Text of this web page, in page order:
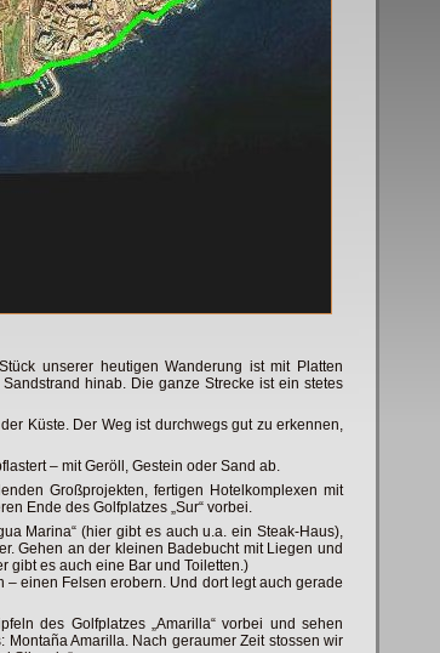
unserer heutigen Wanderung ist mit Platten
hinab. Die ganze Strecke ist ein stetes
Küste. Der Weg ist durchwegs gut zu erkennen,
– mit Geröll, Gestein oder Sand ab.
Großprojekten, fertigen Hotelkomplexen mit
Ende des Golfplatzes „Sur“ vorbei.
Marina“ (hier gibt es auch u.a. ein Steak-Haus),
Gehen an der kleinen Badebucht mit Liegen und
gibt es auch eine Bar und Toiletten.)
einen Felsen erobern. Und dort legt auch gerade
des Golfplatzes „Amarilla“ vorbei und sehen
Montaña Amarilla. Nach geraumer Zeit stossen wir